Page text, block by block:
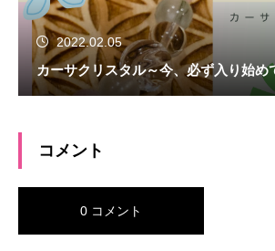
2022.02.05
カーサクリスタル～今、必ず入り始め
コメント
0 コメント